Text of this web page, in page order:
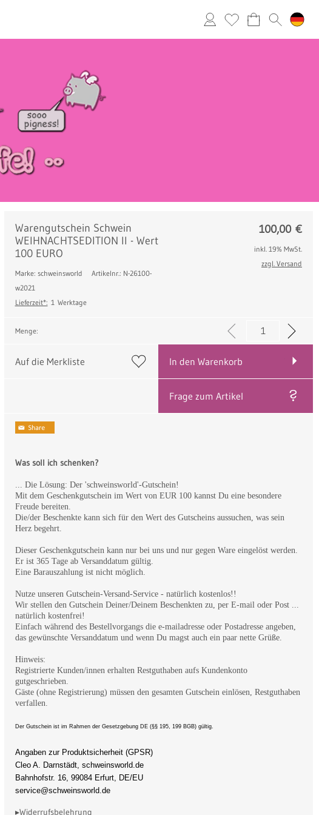
100,00€
Warengutschein Schwein
WEIHNACHTSEDITION II - Wert
100 EURO
Marke: schweinsworld Artikelnr.: N-26100-
w2021
Lieferzeit*: 1 Werktage
inkl. 19% MwSt.
zzgl. Versand
Menge:
Auf die Merkliste In den Warenkorb
Frage zum Artikel
Was soll ich schenken?
... Die Lösung: Der 'schweinsworld'-Gutschein!
Mit dem Geschenkgutschein im Wert von EUR 100 kannst Du eine besondere
Freude bereiten.
Die/der Beschenkte kann sich für den Wert des Gutscheins aussuchen, was sein
Herz begehrt.
Dieser Geschenkgutschein kann nur bei uns und nur gegen Ware eingelöst werden.
Er ist 365 Tage ab Versanddatum gültig.
Eine Barauszahlung ist nicht möglich.
Nutze unseren Gutschein-Versand-Service - natürlich kostenlos!!
Wir stellen den Gutschein Deiner/Deinem Beschenkten zu, per E-mail oder Post ...
natürlich kostenfrei!
Einfach während des Bestellvorgangs die e-mailadresse oder Postadresse angeben,
das gewünschte Versanddatum und wenn Du magst auch ein paar nette Grüße.
Hinweis:
Registrierte Kunden/innen erhalten Restguthaben aufs Kundenkonto
gutgeschrieben.
Gäste (ohne Registrierung) müssen den gesamten Gutschein einlösen, Restguthaben
verfallen.
Der Gutschein ist im Rahmen der Gesetzgebung DE (§§ 195, 199 BGB) gültig.
Angaben zur Produktsicherheit (GPSR)
Cleo A. Darnstädt, schweinsworld.de
Bahnhofstr. 16, 99084 Erfurt, DE/EU
service@schweinsworld.de
▸Widerrufsbelehrung